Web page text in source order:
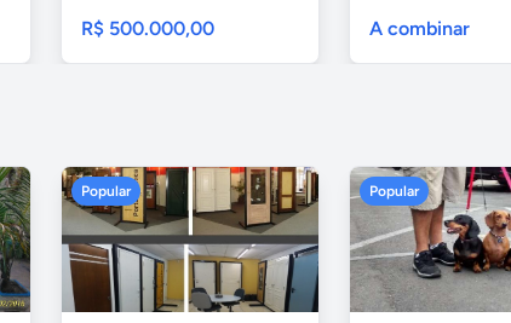
R$ 500.000,00 A combinar
Popular Popular